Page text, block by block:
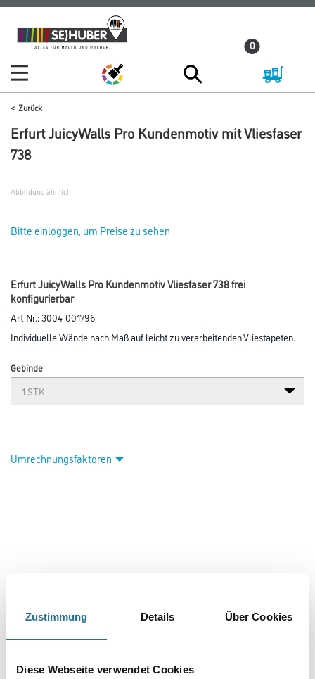
Zustimmung Details Über Cookies
Diese Webseite verwendet Cookies
Zum
Inhalt
Zum
Navigationsmenü
0
Zurück
Erfurt JuicyWalls Pro Kundenmotiv mit Vliesfaser
738
Abbildung ähnlich
Bitte einloggen, um Preise zu sehen
Erfurt JuicyWalls Pro Kundenmotiv Vliesfaser 738 frei
konfigurierbar
Art-Nr.:3004-001796
Individuelle Wände nach Maß auf leicht zu verarbeitenden Vliestapeten.
Gebinde
Umrechnungsfaktoren
PRODUKTEIGENSCHAFTEN
- Individuelle Wandgestaltung